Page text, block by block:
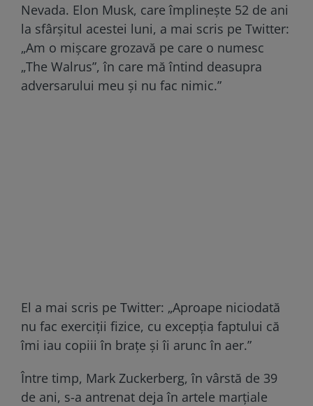
Nevada. Elon Musk, care împlinește 52 de ani
la sfârșitul acestei luni, a mai scris pe Twitter:
„Am o mișcare grozavă pe care o numesc
„The Walrus”, în care mă întind deasupra
adversarului meu și nu fac nimic.”
El a mai scris pe Twitter: „Aproape niciodată
nu fac exerciții fizice, cu excepția faptului că
îmi iau copiii în brațe și îi arunc în aer.”
Între timp, Mark Zuckerberg, în vârstă de 39
de ani, s-a antrenat deja în artele marțiale